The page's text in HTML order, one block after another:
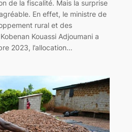
de la fiscalité. Mais la surprise
En effet, le ministre de
rural et des
Kouassi Adjoumani a
2023, l’allocation…